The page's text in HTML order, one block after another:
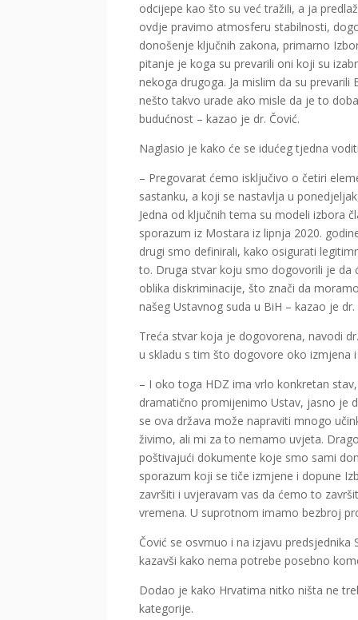
odcijepe kao što su već tražili, a ja
ovdje pravimo atmosferu stabilnosti,
donošenje ključnih zakona, primarno
pitanje je koga su prevarili oni koji su
nekoga drugoga. Ja mislim da su
nešto takvo urade ako misle da je to
budućnost – kazao je dr. Čović.
Naglasio je kako će se idućeg tjedna
– Pregovarat ćemo isključivo o četiri
sastanku, a koji se nastavlja u
Jedna od ključnih tema su modeli izbora
sporazum iz Mostara iz lipnja 2020.
drugi smo definirali, kako osigurati
to. Druga stvar koju smo dogovorili je
oblika diskriminacije, što znači da
našeg Ustavnog suda u BiH – kazao je dr.
Treća stvar koja je dogovorena, navodi
u skladu s tim što dogovore oko izmjena
– I oko toga HDZ ima vrlo konkretan
dramatično promijenimo Ustav, jasno je
se ova država može napraviti mnogo
živimo, ali mi za to nemamo uvjeta.
poštivajući dokumente koje smo sami
sporazum koji se tiče izmjene i dopune
završiti i uvjeravam vas da ćemo to
vremena. U suprotnom imamo bezbroj
Čović se osvrnuo i na izjavu
kazavši kako nema potrebe posebno
Dodao je kako Hrvatima nitko ništa ne
kategorije.